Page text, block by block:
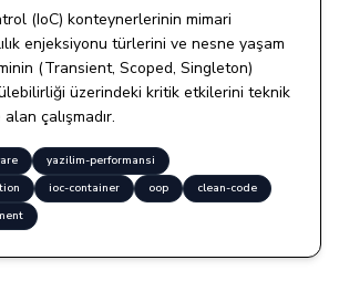
(IoC) konteynerlerinin mimari
enjeksiyonu türlerini ve nesne yaşam
(Transient, Scoped, Singleton)
üzerindeki kritik etkilerini teknik
çalışmadır.
yazilim-performansi
ioc-container oop
clean-code